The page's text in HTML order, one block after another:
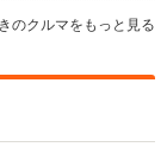
のクルマをもっと見る